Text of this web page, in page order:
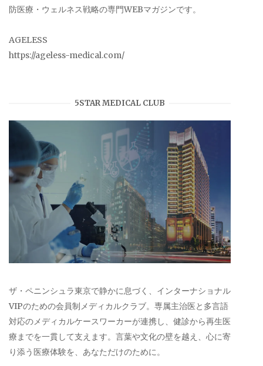
防医療・ウェルネス戦略の専門WEBマガジンです。
AGELESS
https://ageless-medical.com/
5STAR MEDICAL CLUB
ザ・ペニンシュラ東京で静かに息づく、インターナショナル
VIPのための会員制メディカルクラブ。専属主治医と多言語
対応のメディカルケースワーカーが連携し、健診から再生医
療までを一貫して支えます。言葉や文化の壁を越え、心に寄
り添う医療体験を、あなただけのために。